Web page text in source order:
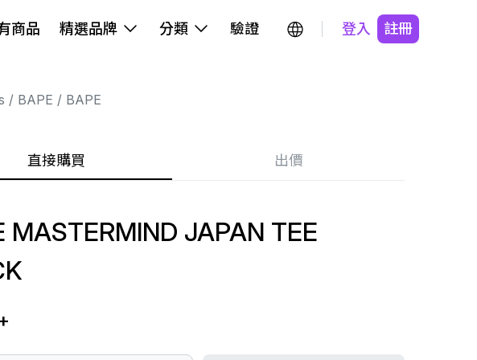
商品 精選品牌 分類 驗證 登入 註冊
BAPE BAPE
直接購買 出價
MASTERMIND JAPAN TEE